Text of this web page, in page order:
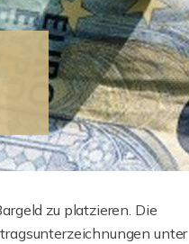
zu platzieren. Die
unter